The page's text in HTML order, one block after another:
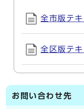
全市版テ
全区版テ
お問い合わせ先